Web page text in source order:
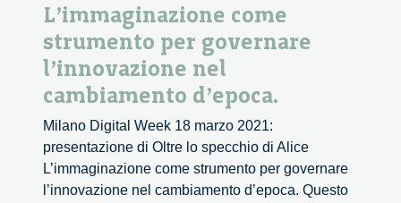
L’immaginazione come
strumento per governare
l’innovazione nel
cambiamento d’epoca.
Milano Digital Week 18 marzo 2021:
presentazione di Oltre lo specchio di Alice
L’immaginazione come strumento per governare
l’innovazione nel cambiamento d’epoca. Questo